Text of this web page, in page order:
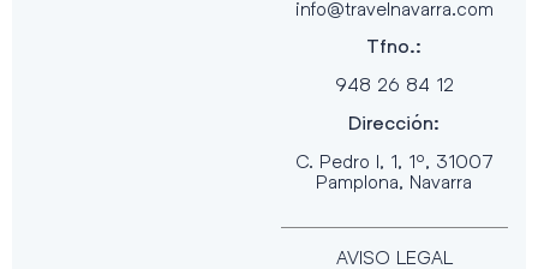
info@travelnavarra.com
Tfno.:
948 26 84 12
Dirección:
C. Pedro I, 1, 1º, 31007
Pamplona, Navarra
AVISO LEGAL